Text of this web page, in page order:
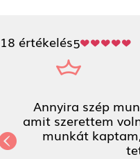
18 értékelés5
Annyira szép
amit szerettem
munkát
Previous